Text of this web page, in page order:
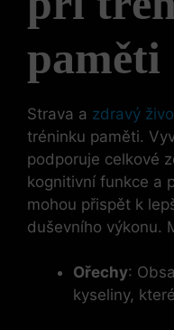
paměti
Strava a zdravý
tréninku paměti.
podporuje celkové
kognitivní funkce a
mohou přispět k
duševního výkonu.
Ořechy:
kyseliny,